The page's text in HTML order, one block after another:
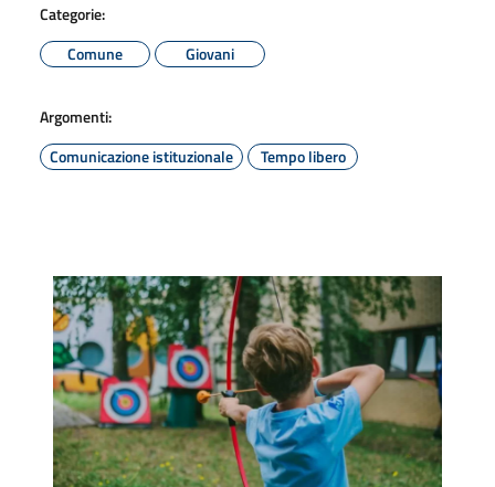
Categorie:
Comune
Giovani
Argomenti:
Comunicazione istituzionale
Tempo libero